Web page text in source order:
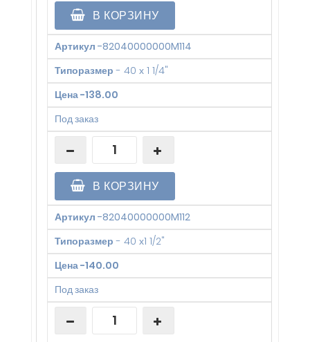
В КОРЗИНУ
Артикул -82040000000M114
Типоразмер - 40 х 1 1/4"
Цена-138.00
Под заказ
В КОРЗИНУ
Артикул -82040000000M112
Типоразмер - 40 х1 1/2"
Цена-140.00
Под заказ